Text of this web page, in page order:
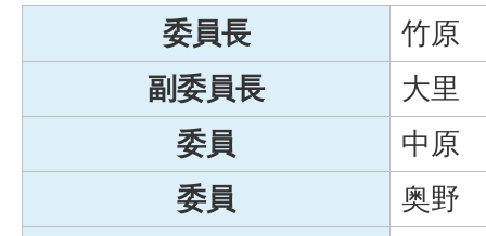
委員長
竹原
副委員長
大里
委員
中原
委員
奥野